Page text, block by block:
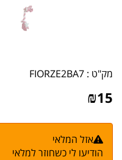
מק"ט : FIORZE2BA7
₪15
אזל המלאי
הודיעו לי כשחוזר למלאי